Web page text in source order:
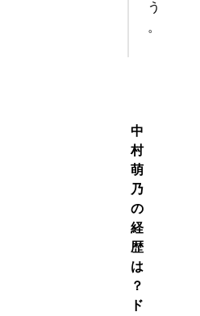
う
。
中
村
萌
乃
の
経
歴
は
？
ド